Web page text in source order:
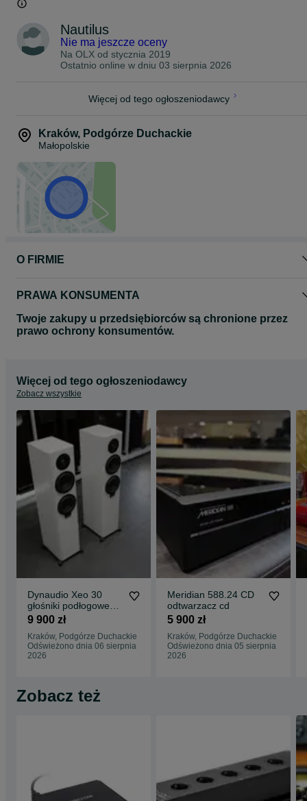
Nautilus
Nie ma jeszcze oceny
Na OLX od stycznia 2019
Ostatnio online w dniu 03 sierpnia 2026
Więcej od tego ogłoszeniodawcy
Kraków, Podgórze Duchackie
Małopolskie
O FIRMIE
PRAWA KONSUMENTA
Twoje zakupy u przedsiębiorców są chronione przez
prawo ochrony konsumentów.
Więcej od tego ogłoszeniodawcy
Zobacz wszystkie
Dynaudio Xeo 30
głośniki podłogowe
aktywne
9 900 zł
Kraków, Podgórze Duchackie
Odświeżono dnia 06 sierpnia
2026
Meridian 588.24 CD
odtwarzacz cd
5 900 zł
Kraków, Podgórze Duchackie
Odświeżono dnia 05 sierpnia
2026
Zobacz też